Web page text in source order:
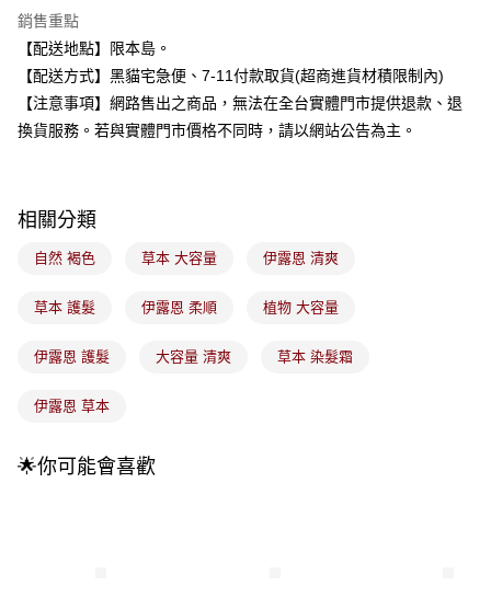
【大哥付你分期使用說明】
1.本服務由台灣大哥大提供，台灣大哥大用戶可立即使用無須另外申請。
2.付款方式選擇「大哥付你分期」，訂單成立後會自動跳轉到大哥付的交易
4.訂單成立30分鐘內，如未前往確認交易或遇審核未通過，訂單將自動取
消。如遇「轉專審核」未通過狀況，表示未達大哥付你分期系統評分，恕無
【繳款方式說明】
醒簡訊。
1.本服務係由「台灣大哥大股份有限公司」（以下簡稱本公司）所提供，讓
2.基於同意付款使用「大哥付你分期」之契約關係目的，商店將以您的個人
ATM付款
每筆NT$100，滿NT$899(含以上)免運費
付款後全家取貨
每筆NT$100，滿NT$899(含以上)免運費
付款後7-11取貨
宅配
銷售重點
【配送地點】限本島。
【配送方式】黑貓宅急便、7-11付款取貨(超商進貨材積限制內)
【注意事項】網路售出之商品，無法在全台實體門市提供退款、退
換貨服務。若與實體門市價格不同時，請以網站公告為主。
相關分類
自然 褐色 草本 大容量 伊露恩 清爽
草本 護髮 伊露恩 柔順 植物 大容量
伊露恩 護髮 大容量 清爽 草本 染髮霜
伊露恩 草本
🌟你可能會喜歡